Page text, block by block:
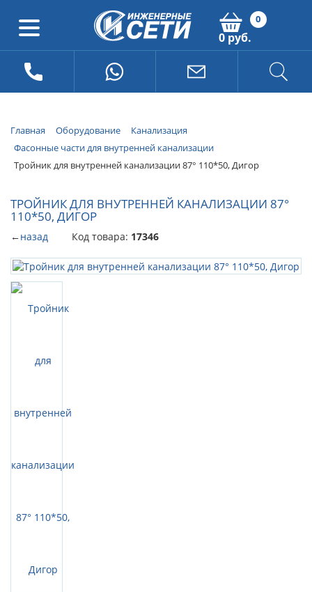
0
0 руб.
Главная Оборудование
Канализация
Фасонные части для внутренней канализации
Тройник для внутренней канализации 87° 110*50, Дигор
ТРОЙНИК ДЛЯ ВНУТРЕННЕЙ КАНАЛИЗАЦИИ 87°
110*50, ДИГОР
←назад Код товара: 17346